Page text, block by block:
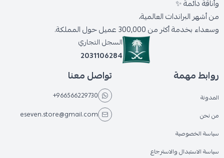
وأناقة دائمة ✨
من أشهر البراندات العالمية،
وسعداء بخدمة أكثر من 300,000 عميل حول المملكة.
السجل التجاري
2031106284
روابط مهمة
المدونة
من نحن
سياسة الخصوصية
سياسة الاستبدال والاسترجاع
تواصل معنا
+966566229730
eseven.store@gmail.com